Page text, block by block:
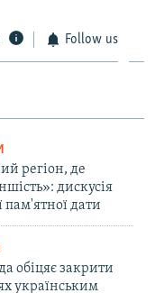
Follow us
регіон, де
дискусія
пам'ятної дати
обіцяє закрити
українським